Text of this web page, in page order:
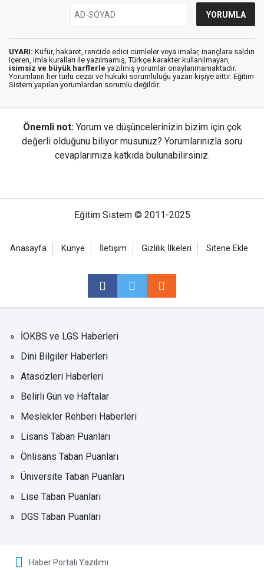
UYARI: Küfür, hakaret, rencide edici cümleler veya imalar, inançlara saldırı
içeren, imla kuralları ile yazılmamış, Türkçe karakter kullanılmayan,
isimsiz ve büyük harflerle yazılmış yorumlar onaylanmamaktadır.
Yorumların her türlü cezai ve hukuki sorumluluğu yazan kişiye aittir. Eğitim
Sistem yapılan yorumlardan sorumlu değildir.
Önemli not: Yorum ve düşüncelerinizin bizim için çok
değerli olduğunu biliyor musunuz? Yorumlarınızla soru
cevaplarımıza katkıda bulunabilirsiniz.
Eğitim Sistem © 2011-2025
Anasayfa Künye İletişim Gizlilik İlkeleri Sitene Ekle
İOKBS ve LGS Haberleri
Dini Bilgiler Haberleri
Atasözleri Haberleri
Belirli Gün ve Haftalar
Meslekler Rehberi Haberleri
Lisans Taban Puanları
Önlisans Taban Puanları
Üniversite Taban Puanları
Lise Taban Puanları
DGS Taban Puanları
Haber Portalı Yazılımı